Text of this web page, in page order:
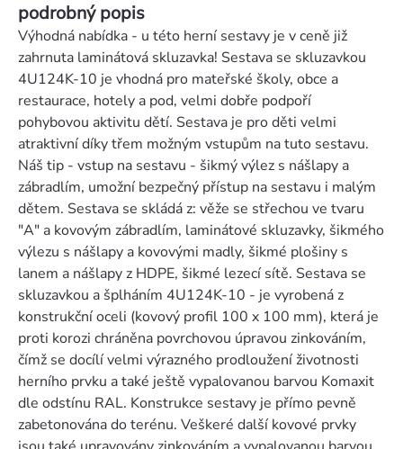
podrobný popis
Výhodná nabídka - u této herní sestavy je v ceně již
zahrnuta laminátová skluzavka! Sestava se skluzavkou
4U124K-10 je vhodná pro mateřské školy, obce a
restaurace, hotely a pod, velmi dobře podpoří
pohybovou aktivitu dětí. Sestava je pro děti velmi
atraktivní díky třem možným vstupům na tuto sestavu.
Náš tip - vstup na sestavu - šikmý výlez s nášlapy a
zábradlím, umožní bezpečný přístup na sestavu i malým
dětem. Sestava se skládá z: věže se střechou ve tvaru
"A" a kovovým zábradlím, laminátové skluzavky, šikmého
výlezu s nášlapy a kovovými madly, šikmé plošiny s
lanem a nášlapy z HDPE, šikmé lezecí sítě. Sestava se
skluzavkou a šplháním 4U124K-10 - je vyrobená z
konstrukční oceli (kovový profil 100 x 100 mm), která je
proti korozi chráněna povrchovou úpravou zinkováním,
čímž se docílí velmi výrazného prodloužení životnosti
herního prvku a také ještě vypalovanou barvou Komaxit
dle odstínu RAL. Konstrukce sestavy je přímo pevně
zabetonována do terénu. Veškeré další kovové prvky